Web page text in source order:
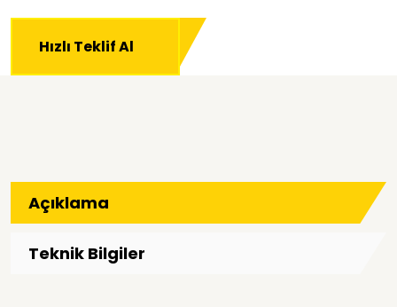
Hızlı Teklif Al
Açıklama
Teknik Bilgiler